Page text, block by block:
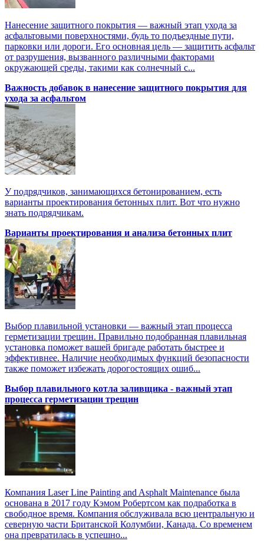
Нанесение защитного покрытия — важный этап ухода за
асфальтовыми поверхностями, будь то подъездные пути,
парковки или дороги. Его основная цель — защитить асфальт
от разрушения, вызванного различными факторами
окружающей среды, такими как солнечный с...
Важность добавок в нанесение защитного покрытия для
ухода за асфальтом
У подрядчиков, занимающихся бетонированием, есть
варианты проектирования бетонных плит. Вот что нужно
знать подрядчикам.
Варианты проектирования и анализа бетонных плит
Выбор плавильной установки — важный этап процесса
герметизации трещин. Правильно подобранная плавильная
установка поможет вашей бригаде работать быстрее и
эффективнее. Наличие необходимых функций безопасности
также поможет избежать дорогостоящих ошиб...
Выбор плавильного котла заливщика - важный этап
процесса герметизации трещин
Компания Laser Line Painting and Asphalt Maintenance была
основана в 2017 году Кэмом Робертсом как подработка в
свободное время. Компания обслуживала всю центральную и
северную части Британской Колумбии, Канада. Со временем
она превратилась в успешно...